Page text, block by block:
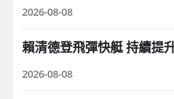
2026-08-08
賴清德登飛彈快艇 持續提
2026-08-08